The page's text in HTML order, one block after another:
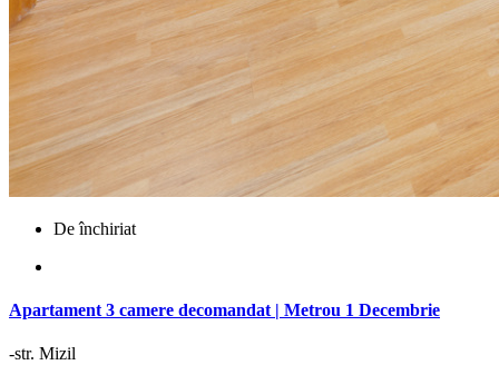
De închiriat
Apartament 3 camere decomandat | Metrou 1 Decembrie
-str. Mizil